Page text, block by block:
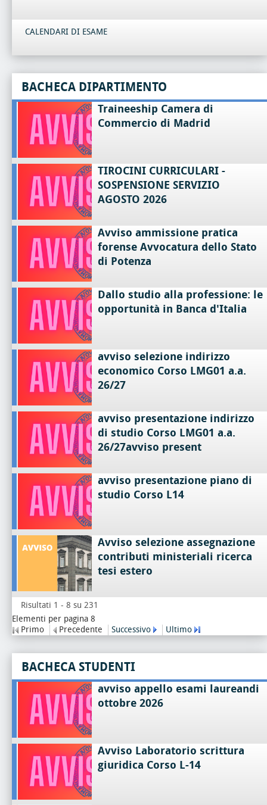
CALENDARI DI ESAME
BACHECA DIPARTIMENTO
Traineeship Camera di
Commercio di Madrid
TIROCINI CURRICULARI -
SOSPENSIONE SERVIZIO
AGOSTO 2026
Avviso ammissione pratica
forense Avvocatura dello Stato
di Potenza
Dallo studio alla professione: le
opportunità in Banca d'Italia
avviso selezione indirizzo
economico Corso LMG01 a.a.
26/27
avviso presentazione indirizzo
di studio Corso LMG01 a.a.
26/27avviso present
avviso presentazione piano di
studio Corso L14
Avviso selezione assegnazione
contributi ministeriali ricerca
tesi estero
Risultati 1 - 8 su 231
Elementi per pagina 8
Primo
Precedente Successivo Ultimo
BACHECA STUDENTI
avviso appello esami laureandi
ottobre 2026
Avviso Laboratorio scrittura
giuridica Corso L-14